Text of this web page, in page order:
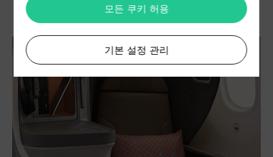
모든 쿠키 허용
기본 설정 관리